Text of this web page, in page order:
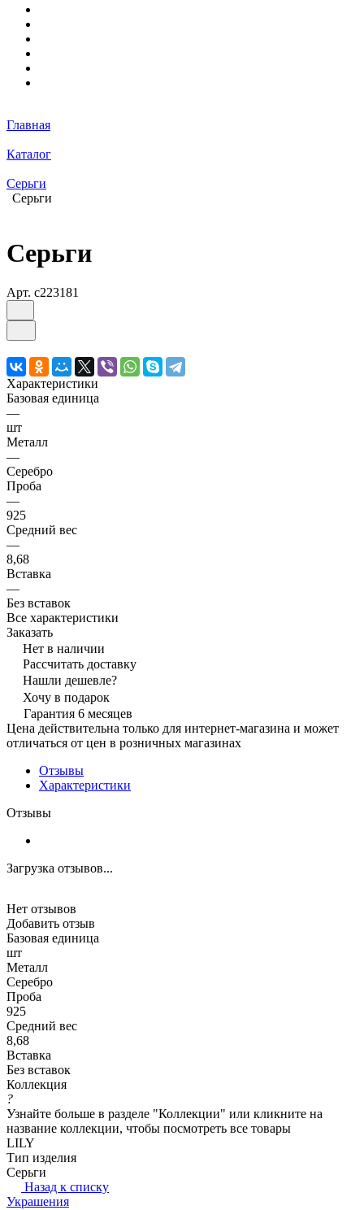
Главная
Каталог
Серьги
Серьги
Серьги
Арт. с223181
Характеристики
Базовая единица
—
шт
Металл
—
Серебро
Проба
—
925
Средний вес
—
8,68
Вставка
—
Без вставок
Все характеристики
Заказать
Нет в наличии
Рассчитать доставку
Нашли дешевле?
Хочу в подарок
Гарантия 6 месяцев
Цена действительна только для интернет-магазина и может
отличаться от цен в розничных магазинах
Отзывы
Характеристики
Отзывы
Загрузка отзывов...
Нет отзывов
Добавить отзыв
Базовая единица
шт
Металл
Серебро
Проба
925
Средний вес
8,68
Вставка
Без вставок
Коллекция
?
Узнайте больше в разделе "Коллекции" или кликните на
название коллекции, чтобы посмотреть все товары
LILY
Тип изделия
Серьги
Назад к списку
Украшения